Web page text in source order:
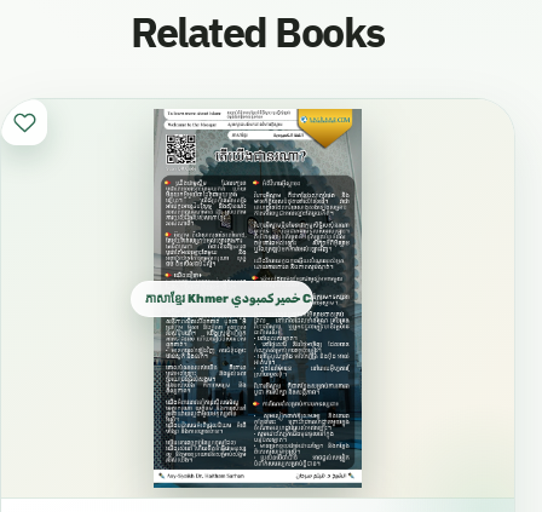
Related Books
ភាសាខ្មែរ Khmer خمير كمبودي Cambodian